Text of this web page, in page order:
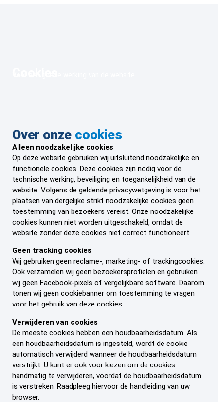
Over onze cookies
Alleen noodzakelijke cookies
Op deze website gebruiken wij uitsluitend noodzakelijke en
functionele cookies. Deze cookies zijn nodig voor de
technische werking, beveiliging en toegankelijkheid van de
website. Volgens de geldende privacywetgeving is voor het
plaatsen van dergelijke strikt noodzakelijke cookies geen
toestemming van bezoekers vereist. Onze noodzakelijke
cookies kunnen niet worden uitgeschakeld, omdat de
website zonder deze cookies niet correct functioneert.
Geen tracking cookies
Wij gebruiken geen reclame-, marketing- of trackingcookies.
Ook verzamelen wij geen bezoekersprofielen en gebruiken
wij geen Facebook-pixels of vergelijkbare software. Daarom
tonen wij geen cookiebanner om toestemming te vragen
voor het gebruik van deze cookies.
Verwijderen van cookies
De meeste cookies hebben een houdbaarheidsdatum. Als
een houdbaarheidsdatum is ingesteld, wordt de cookie
automatisch verwijderd wanneer de houdbaarheidsdatum
verstrijkt. U kunt er ook voor kiezen om de cookies
handmatig te verwijderen, voordat de houdbaarheidsdatum
is verstreken. Raadpleeg hiervoor de handleiding van uw
browser.